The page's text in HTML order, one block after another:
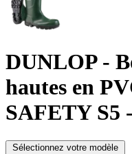
DUNLOP-
hautes en
SAFETY S5
Sélectionnez votre modèle